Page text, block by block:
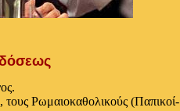
Ρωμαιοκαθολικούς (Παπικοί-